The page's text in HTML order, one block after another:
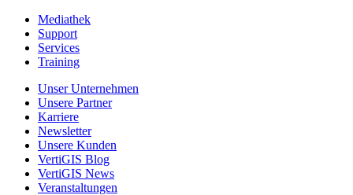
Mediathek
Support
Services
Training
Unser Unternehmen
Unsere Partner
Karriere
Newsletter
Unsere Kunden
VertiGIS Blog
VertiGIS News
Veranstaltungen